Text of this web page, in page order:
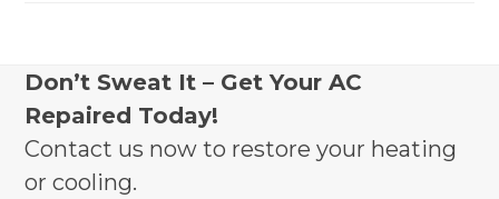
Don’t Sweat It – Get Your AC
Repaired Today!
Contact us now to restore your heating
or cooling.